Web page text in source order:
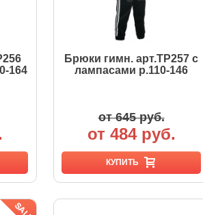
164
Брюки гимн. арт.TP257 с
лампасами р.110-146
от 645 руб.
от 484 руб.
КУПИТЬ